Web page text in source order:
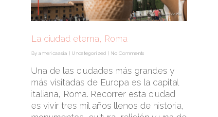
La ciudad eterna, Roma
By americaasia | Uncategorized | No Comments
Una de las ciudades más grandes y
más visitadas de Europa es la capital
italiana, Roma. Recorrer esta ciudad
es vivir tres mil años llenos de historia,